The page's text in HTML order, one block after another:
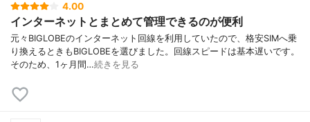
4.00
インターネットとまとめて管理できるのが便利
元々BIGLOBEのインターネット回線を利用していたので、格安SIMへ乗
り換えるときもBIGLOBEを選びました。回線スピードは基本遅いです。
そのため、1ヶ月間…続きを見る